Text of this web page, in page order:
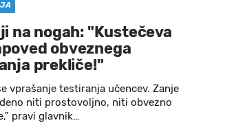
na nogah: "Kustečeva
obveznega
prekliče!"
vprašanje testiranja učencev. Zanje
niti prostovoljno, niti obvezno
pravi glavnik…